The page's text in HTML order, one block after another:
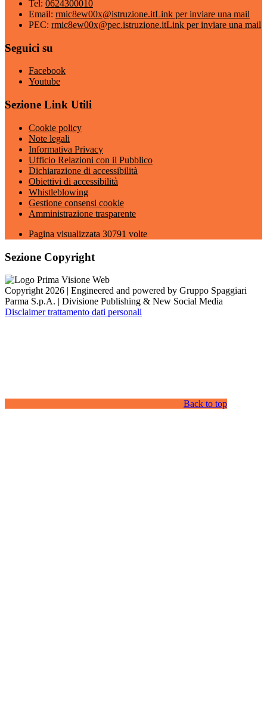
Tel: 0624300010
Email: rmic8ew00x@istruzione.itLink per inviare una mail
PEC: rmic8ew00x@pec.istruzione.itLink per inviare una mail
Seguici su
Facebook
Youtube
Sezione Link Utili
Cookie policy
Note legali
Informativa Privacy
Ufficio Relazioni con il Pubblico
Dichiarazione di accessibilità
Obiettivi di accessibilità
Whistleblowing
Gestione consensi cookie
Amministrazione trasparente
Pagina visualizzata 30791 volte
Sezione Copyright
Copyright 2026 | Engineered and powered by Gruppo Spaggiari
Parma S.p.A. | Divisione Publishing & New Social Media
Disclaimer trattamento dati personali
Back to top